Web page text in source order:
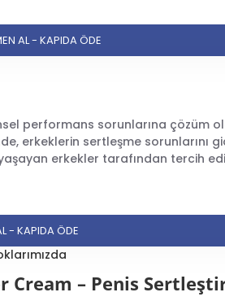
bu durum, bazı kullanıcılar için
kişilerin doktor tavsiyesi olmadan
kişisel sağlık koşullarını dikkate
risklerinden korunma önlemleri
AL - KAPIDA ÖDE
performans sorunlarına çözüm
erkeklerin sertleşme sorunlarını
erkekler tarafından tercih
- KAPIDA ÖDE
Cream – Penis